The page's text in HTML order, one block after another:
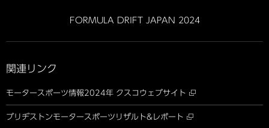
FORMULA DRIFT JAPAN 2024
関連リンク
モータースポーツ情報2024年 クスコウェブサイト
ブリヂストンモータースポーツ リザルト&レポート